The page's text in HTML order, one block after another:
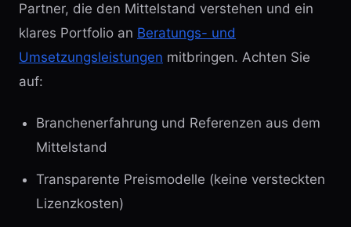
Partner, die den Mittelstand verstehen und ein
klares Portfolio an Beratungs- und
Umsetzungsleistungen mitbringen. Achten Sie
auf:
Branchenerfahrung und Referenzen aus dem
Mittelstand
Transparente Preismodelle (keine versteckten
Lizenzkosten)